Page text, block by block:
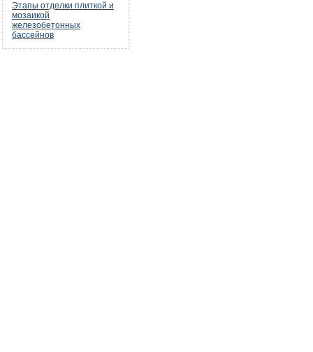
Этапы отделки плиткой и
мозаикой
железобетонных
бассейнов